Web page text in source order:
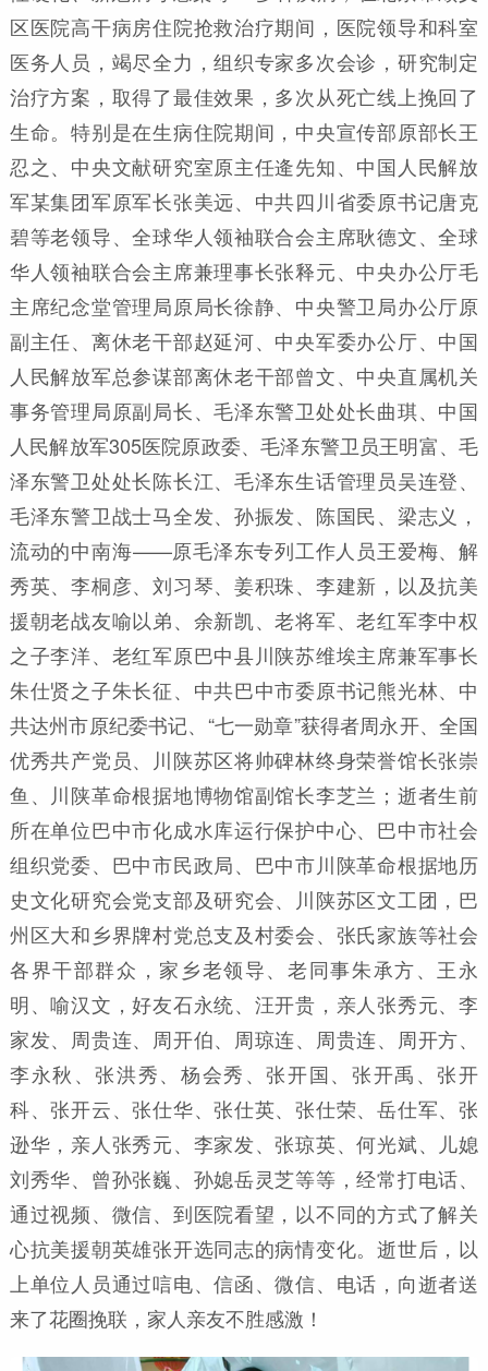
区医院高干病房住院抢救治疗期间，医院领导和科室
医务人员，竭尽全力，组织专家多次会诊，研究制定
治疗方案，取得了最佳效果，多次从死亡线上挽回了
生命。特别是在生病住院期间，中央宣传部原部长王
忍之、中央文献研究室原主任逄先知、中国人民解放
军某集团军原军长张美远、中共四川省委原书记唐克
碧等老领导、全球华人领袖联合会主席耿德文、全球
华人领袖联合会主席兼理事长张释元、中央办公厅毛
主席纪念堂管理局原局长徐静、中央警卫局办公厅原
副主任、离休老干部赵延河、中央军委办公厅、中国
人民解放军总参谋部离休老干部曾文、中央直属机关
事务管理局原副局长、毛泽东警卫处处长曲琪、中国
人民解放军305医院原政委、毛泽东警卫员王明富、毛
泽东警卫处处长陈长江、毛泽东生话管理员吴连登、
毛泽东警卫战士马全发、孙振发、陈国民、梁志义，
流动的中南海——原毛泽东专列工作人员王爱梅、解
秀英、李桐彦、刘习琴、姜积珠、李建新，以及抗美
援朝老战友喻以弟、余新凯、老将军、老红军李中权
之子李洋、老红军原巴中县川陕苏维埃主席兼军事长
朱仕贤之子朱长征、中共巴中市委原书记熊光林、中
共达州市原纪委书记、“七一勋章”获得者周永开、全国
优秀共产党员、川陕苏区将帅碑林终身荣誉馆长张崇
鱼、川陕革命根据地博物馆副馆长李芝兰；逝者生前
所在单位巴中市化成水库运行保护中心、巴中市社会
组织党委、巴中市民政局、巴中市川陕革命根据地历
史文化研究会党支部及研究会、川陕苏区文工团，巴
州区大和乡界牌村党总支及村委会、张氏家族等社会
各界干部群众，家乡老领导、老同事朱承方、王永
明、喻汉文，好友石永统、汪开贵，亲人张秀元、李
家发、周贵连、周开伯、周琼连、周贵连、周开方、
李永秋、张洪秀、杨会秀、张开国、张开禹、张开
科、张开云、张仕华、张仕英、张仕荣、岳仕军、张
逊华，亲人张秀元、李家发、张琼英、何光斌、儿媳
刘秀华、曾孙张巍、孙媳岳灵芝等等，经常打电话、
通过视频、微信、到医院看望，以不同的方式了解关
心抗美援朝英雄张开选同志的病情变化。逝世后，以
上单位人员通过唁电、信函、微信、电话，向逝者送
来了花圈挽联，家人亲友不胜感激！